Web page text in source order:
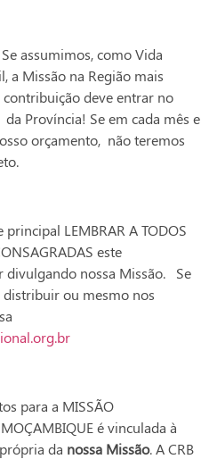
assumimos, como Vida
a Missão na Região mais
deve entrar no
Província! Se em cada mês e
orçamento, não teremos
LEMBRAR A TODOS
este
divulgando nossa Missão. Se
ou mesmo nos
para a MISSÃO
é vinculada à
da nossa Missão. A CRB